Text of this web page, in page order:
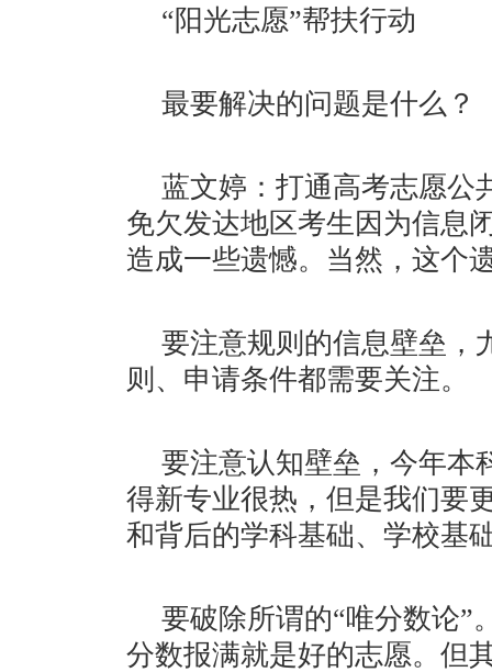
“阳光志愿”帮扶行动
最要解决的问题是什么？
蓝文婷：打通高考志愿公
免欠发达地区考生因为信息
造成一些遗憾。当然，这个
要注意规则的信息壁垒，
则、申请条件都需要关注。
要注意认知壁垒，今年本
得新专业很热，但是我们要
和背后的学科基础、学校基
要破除所谓的“唯分数论”
分数报满就是好的志愿。但